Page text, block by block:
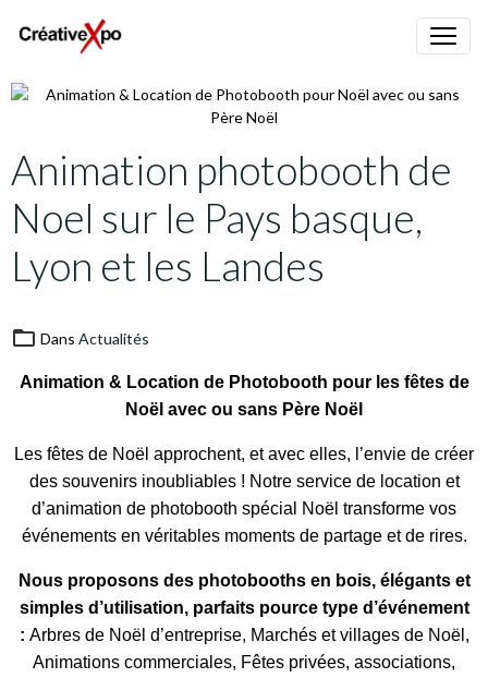
Animation photobooth de
Noel sur le Pays basque,
Lyon et les Landes
Dans Actualités
Animation & Location de Photobooth pour les fêtes de
Noël avec ou sans Père Noël
Les fêtes de Noël approchent, et avec elles, l’envie de créer
des souvenirs inoubliables ! Notre service de location et
d’animation de photobooth spécial Noël transforme vos
événements en véritables moments de partage et de rires.
Nous proposons des photobooths en bois, élégants et
simples d’utilisation, parfaits pource type d’événement
: Arbres de Noël d’entreprise, Marchés et villages de Noël,
Animations commerciales, Fêtes privées, associations,